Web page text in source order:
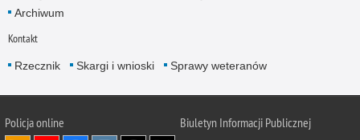
Archiwum
Kontakt
Rzecznik Skargi i wnioski Sprawy weteranów
Policjaonline
Biuletyn Informacji Publicznej